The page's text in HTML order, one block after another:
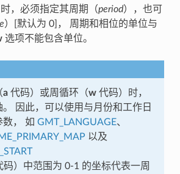
，必须指定其周期（period），也可
）[默认为 0]， 周期和相位的单位与
选项不能包含单位。
a代码）或周循环（w代码）时，
因此，可以使用与月份和工作日
， 如 GMT_LANGUAGE、
以及
）中范围为 0-1 的坐标代表一周